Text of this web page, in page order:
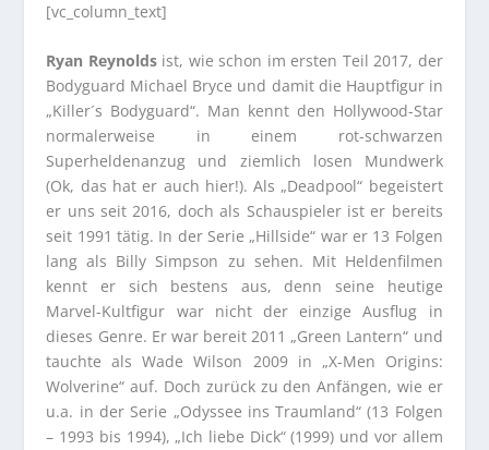
[vc_column_text]
Ryan Reynoldsist, wie schon im ersten Teil 2017, der
Bodyguard Michael Bryce und damit die Hauptfigur in
„Killer´s Bodyguard“. Man kennt den Hollywood-Star
normalerweise in einem rot-schwarzen
Superheldenanzug und ziemlich losen Mundwerk
(Ok, das hat er auch hier!). Als „Deadpool“ begeistert
er uns seit 2016, doch als Schauspieler ist er bereits
seit 1991 tätig. In der Serie „Hillside“ war er 13 Folgen
lang als Billy Simpson zu sehen. Mit Heldenfilmen
kennt er sich bestens aus, denn seine heutige
Marvel-Kultfigur war nicht der einzige Ausflug in
dieses Genre. Er war bereit 2011 „Green Lantern“ und
tauchte als Wade Wilson 2009 in „X-Men Origins:
Wolverine“ auf. Doch zurück zu den Anfängen, wie er
u.a. in der Serie „Odyssee ins Traumland“ (13 Folgen
– 1993 bis 1994), „Ich liebe Dick“ (1999) und vor allem